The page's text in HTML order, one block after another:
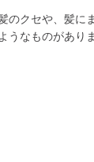
のクセや、髪に
うなものがありま